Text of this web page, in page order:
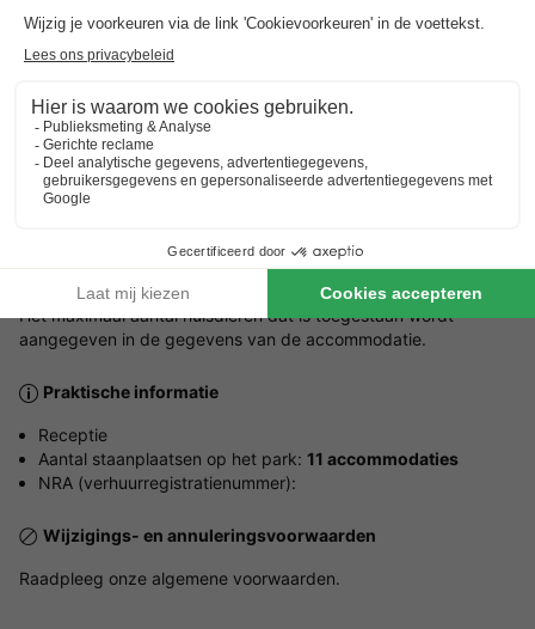
ALGEMENE INFORMATIE
Openingstijden en seizoensduur
Het gehele jaar
Gesproken talen bij de receptie
Engels, Duits
Huisdieren welkom.
Het maximaal aantal huisdieren dat is toegestaan wordt
aangegeven in de gegevens van de accommodatie.
Praktische informatie
Receptie
Aantal staanplaatsen op het park: 11 accommodaties
NRA (verhuurregistratienummer):
Wijzigings- en annuleringsvoorwaarden
Raadpleeg onze algemene voorwaarden.